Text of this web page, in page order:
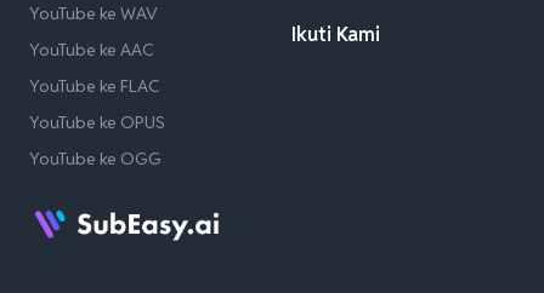
YouTube ke WAV
YouTube ke AAC
YouTube ke FLAC
YouTube ke OPUS
YouTube ke OGG
Ikuti Kami